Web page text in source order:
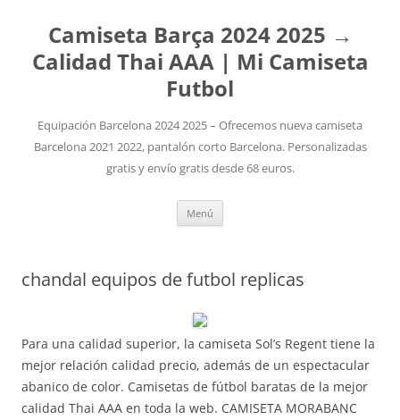
Camiseta Barça 2024 2025 →
Calidad Thai AAA | Mi Camiseta
Futbol
Equipación Barcelona 2024 2025 – Ofrecemos nueva camiseta
Barcelona 2021 2022, pantalón corto Barcelona. Personalizadas
gratis y envío gratis desde 68 euros.
Menú
chandal equipos de futbol replicas
Para una calidad superior, la camiseta Sol’s Regent tiene la
mejor relación calidad precio, además de un espectacular
abanico de color. Camisetas de fútbol baratas de la mejor
calidad Thai AAA en toda la web. CAMISETA MORABANC